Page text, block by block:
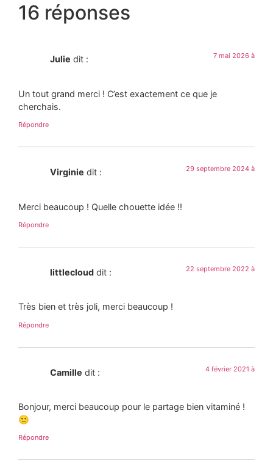
16 réponses
Julie dit : 7 mai 2026 à
Un tout grand merci ! C’est exactement ce que je
cherchais.
Répondre
Virginie dit : 29 septembre 2024 à
Merci beaucoup ! Quelle chouette idée !!
Répondre
littlecloud dit : 22 septembre 2022 à
Très bien et très joli, merci beaucoup !
Répondre
Camille dit : 4 février 2021 à
Bonjour, merci beaucoup pour le partage bien vitaminé !
🙂
Répondre